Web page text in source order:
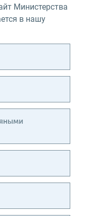
Министерства
в нашу